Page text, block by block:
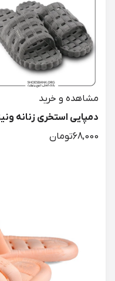
دمپایی استخری زنانه
68,000تومان